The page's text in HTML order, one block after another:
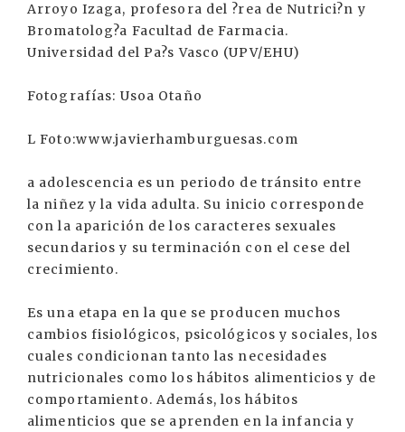
Arroyo Izaga, profesora del ?rea de Nutrici?n y
Bromatolog?a Facultad de Farmacia.
Universidad del Pa?s Vasco (UPV/EHU)
Fotografías: Usoa Otaño
L Foto:www.javierhamburguesas.com
a adolescencia es un periodo de tránsito entre
la niñez y la vida adulta. Su inicio corresponde
con la aparición de los caracteres sexuales
secundarios y su terminación con el cese del
crecimiento.
Es una etapa en la que se producen muchos
cambios fisiológicos, psicológicos y sociales, los
cuales condicionan tanto las necesidades
nutricionales como los hábitos alimenticios y de
comportamiento. Además, los hábitos
alimenticios que se aprenden en la infancia y